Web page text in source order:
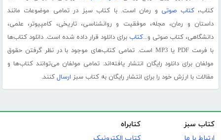
کتاب،کتاب صوتی و رمان است. با کتاب سبز در تمامی موضوعات مانند
داستان و رمان، مجله، موفقیت و روانشناسی، تاریخی، کامپیوتر، علمی،
دانشگاهی، کتاب صوتی و...کتاب برای دانلود قرار داده شده است. دانلود کتاب‌ها
با فرمت PDF یا MP3 است. تمامی کتاب‌های موجود با در نظر گرفتن حقوق
مولفان برای دانلود رایگان انتشار یافته‌اند. تمامی مولفان می‌توانند کتاب‌ها و
مقالات با ارزش خود را برای انتشار رایگان به کتاب سبز ارسال کنند.
کتاب سبز کتابراه